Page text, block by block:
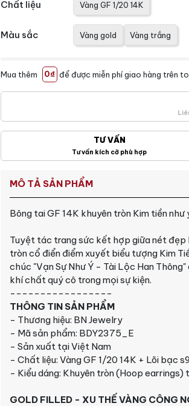
Chất liệu Vàng GF 1/20 14K
Màu sắc Vàng gold Vàng trắng
Mua thêm 0₫ để được miễn phí giao hàng trên
TƯ VẤN
Tư vấn kích cỡ phù hợp
MÔ TẢ SẢN PHẨM
Bông tai GF 14K khuyên tròn Kim tiền như
Tuyệt tác trang sức kết hợp giữa nét đẹp
tròn cổ điển điểm xuyết biểu tượng Kim
chúc "Vạn Sự Như Ý - Tài Lộc Han
khí chất quý cô trong mọi sự kiện.
-----------------
THÔNG TIN SẢN PHẨM
- Thương hiệu: BN Jewelry
- Mã sản phẩm: BDY2375_E
- Sản xuất tại Việt Nam
- Chất liệu: Vàng GF 1/20 14K + Lõi bạc
- Kiểu dáng: Khuyên tròn (Hoop
GOLD FILLED - XU THẾ VÀNG CÔNG